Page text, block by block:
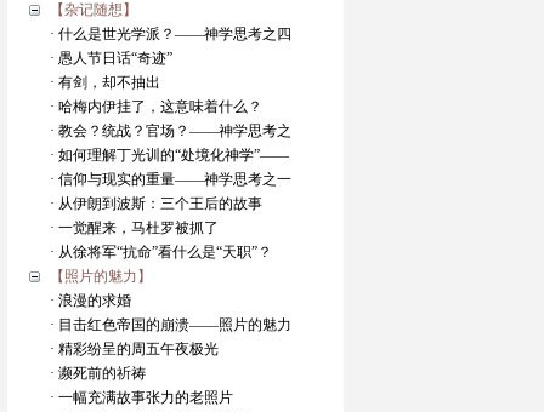
【杂记随想】
· 什么是世光学派？——神学思考之四
· 愚人节日话“奇迹”
· 有剑，却不抽出
· 哈梅内伊挂了，这意味着什么？
· 教会？统战？官场？——神学思考之
· 如何理解丁光训的“处境化神学”——
· 信仰与现实的重量——神学思考之一
· 从伊朗到波斯：三个王后的故事
· 一觉醒来，马杜罗被抓了
· 从徐将军“抗命”看什么是“天职”？
【照片的魅力】
· 浪漫的求婚
· 目击红色帝国的崩溃——照片的魅力
· 精彩纷呈的周五午夜极光
· 濒死前的祈祷
· 一幅充满故事张力的老照片